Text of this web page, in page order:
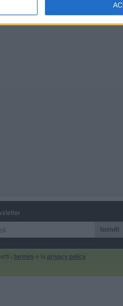
Iscriviti
i termini e la privacy policy